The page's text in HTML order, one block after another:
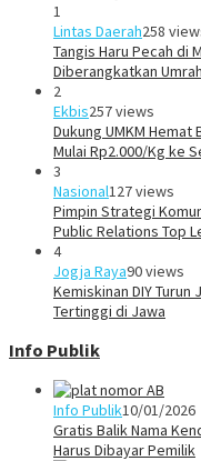
1
Lintas Daerah258
Tangis Haru Pecah di
Diberangkatkan
2
Ekbis257 views
Dukung UMKM
Mulai Rp2.000/Kg ke
3
Nasional127 views
Pimpin Strategi
Public Relations Top
4
Jogja Raya90 views
Kemiskinan DIY
Tertinggi di Jawa
Info Publik
Info Publik10/01/2026
Gratis Balik Nama
Harus Dibayar Pemilik